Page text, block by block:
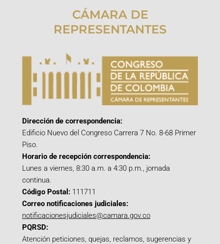
CÁMARA DE
REPRESENTANTES
Dirección de correspondencia:
Edificio Nuevo del Congreso Carrera 7 No. 8-68 Primer
Piso.
Horario de recepción correspondencia:
Lunes a viernes, 8:30 a.m. a 4:30 p.m., jornada
continua.
Código Postal: 111711
Correo notificaciones judiciales:
notificacionesjudiciales@camara.gov.co
PQRSD:
Atención peticiones, quejas, reclamos, sugerencias y